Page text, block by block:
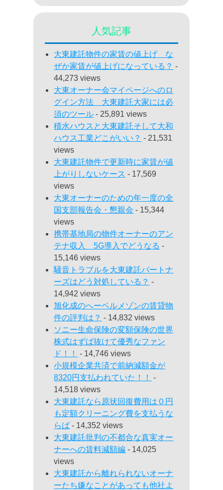
人気記事
大東建託物件の家賃の値上げ な
ぜか家賃が値上げになっている？ -
44,273 views
大東オーナー会マイページへのロ
グイン方法 大東建託大家には必
須のツール - 25,891 views
積水ハウスと大東建託そして大和
ハウス工業どこがいい？ - 21,531
views
大東建託物件で更新時に家賃が値
上がりしないケース - 17,569
views
大東オーナーのための年一度の全
国支部報告会・懇親会 - 15,344
views
携帯基地局の物件オーナーのアン
テナ収入 5G導入でどうなる -
15,146 views
騒音トラブルを大東建託パートナ
ーズはどう対処している？ -
14,942 views
旭化成のへーベルメゾンの賃貸物
件の評判は？ - 14,832 views
ソニー生命保険の変額保険の世界
株式はずば抜けて優秀なファン
ド！！
- 14,746 views
小規模企業共済で前納減額金が
8320円支払われていた！！
-
14,518 views
大東建託なら原状回復費用は０円
も定額クリーニング費を支払うな
らば - 14,352 views
大東建託批判の不都合な真実オー
ナーへの賃料減額編 - 14,025
views
大東建託から離れられないオーナ
ーたち嫌なことがあっても他社よ